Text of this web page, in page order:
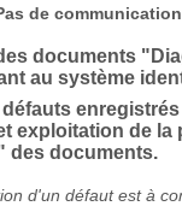
de
documents
au système
exploitation de la
des documents.
d'un défaut est à